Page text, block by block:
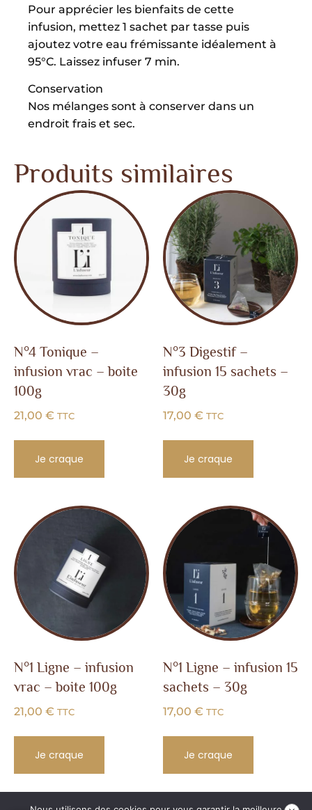
Pour apprécier les bienfaits de cette
infusion, mettez 1 sachet par tasse puis
ajoutez votre eau frémissante idéalement à
95°C. Laissez infuser 7 min.
Conservation
Nos mélanges sont à conserver dans un
endroit frais et sec.
Produits similaires
N°4 Tonique –
infusion vrac – boite
100g
21,00 € TTC
Je craque
N°3 Digestif –
infusion 15 sachets –
30g
17,00 € TTC
Je craque
N°1 Ligne – infusion
vrac – boite 100g
21,00 € TTC
Je craque
N°1 Ligne – infusion 15
sachets – 30g
17,00 € TTC
Je craque